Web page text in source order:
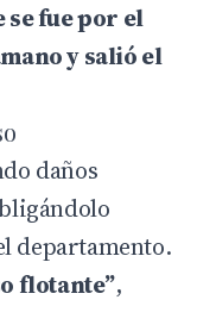
se fue por el
y salió el
daños
departamento.
flotante”,